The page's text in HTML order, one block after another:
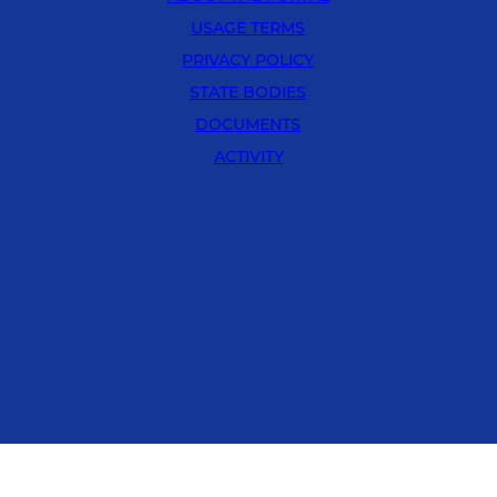
USAGE TERMS
PRIVACY POLICY
STATE BODIES
DOCUMENTS
ACTIVITY